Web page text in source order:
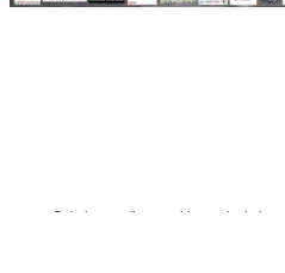
Galeria pantaila-argazkien aurka